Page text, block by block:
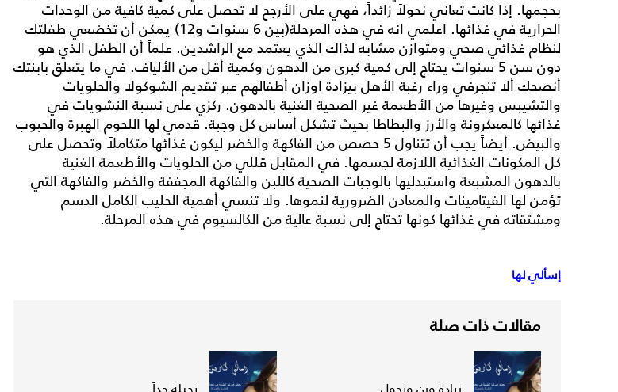
بحجمها. إذا كانت تعاني نحولاً زائداً، فهي على الأرجح لا تحصل على كمية كافية من الوحدات
الحرارية في غذائها. اعلمي انه في هذه المرحلة(بين 6 سنوات و12) يمكن أن تخضعي طفلتك
لنظام غذائي صحي ومتوازن مشابه لذاك الذي يعتمد مع الراشدين. علماً أن الطفل الذي هو
دون سن 5 سنوات يحتاج إلى كمية كبرى من الدهون وكمية أقل من الألياف. في ما يتعلق بابنتك
أنصحك ألا تنجرفي وراء رغبة الأهل بيزادة اوزان أطفالهم عبر تقديم الشوكولا والحلويات
والتشيبس وغيرها من الأطعمة غير الصحية الغنية بالدهون. ركزي على نسبة النشويات في
غذائها كالمعكرونة والأرز والبطاطا بحيث تشكل أساس كل وجبة. قدمي لها اللحوم الهبرة والحبوب
والبيض. أيضاً يجب أن تتناول 5 حصص من الفاكهة والخضر ليكون غذائها متكاملاً وتحصل على
كل المكونات الغذائية اللازمة لجسمها. في المقابل قللي من الحلويات والأطعمة الغنية
بالدهون المشبعة واستبدليها بالوجبات الصحية كاللبن والفاكهة المجففة والخضر والفاكهة التي
تؤمن لها الفيتامينات والمعادن الضرورية لنموها. ولا تنسي أهمية الحليب الكامل الدسم
ومشتقاته في غذائها كونها تحتاج إلى نسبة عالية من الكالسيوم في هذه المرحلة.
إسألي لها
مقالات ذات صلة